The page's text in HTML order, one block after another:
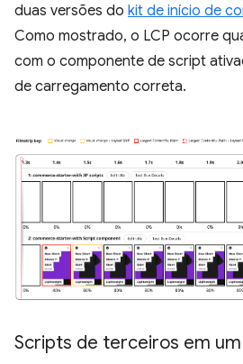
duas versões do kit de início de
Como mostrado, o LCP ocorre
com o componente de script
de carregamento correta.
Scripts de terceiros em